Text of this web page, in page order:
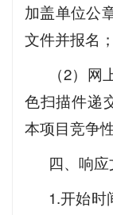
加盖单位公
文件并报名；
（2）
色扫描件递
本项目竞争
四、响
1.开始时